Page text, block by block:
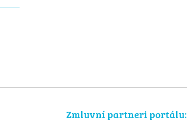
Zmluvní partneri portálu: